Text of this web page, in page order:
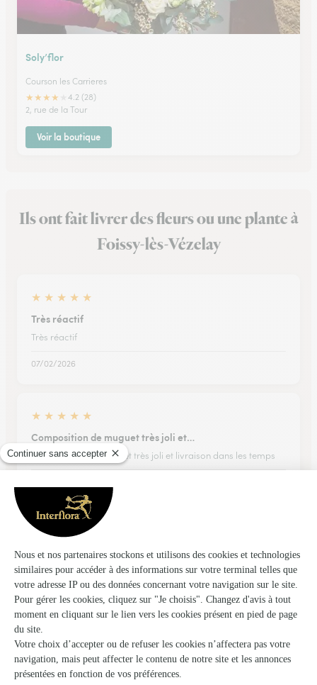
Soly’flor
Courson les Carrieres
★★★★
4.2 (28)
2, rue de la Tour
Voir la boutique
Ils ont fait livrer des fleurs ou une plante à
Foissy-lès-Vézelay
★ ★ ★ ★ ★
Très réactif
Très réactif
07/02/2026
★ ★ ★ ★ ★
Composition de muguet très joli et…
Composition de muguet très joli et livraison dans les temps
★ ★ ★ ★ ★
Très pro bonne qualité du produit
Très pro bonne qualité du produit
16/01/2026
★ ★
★
Très jolies composition